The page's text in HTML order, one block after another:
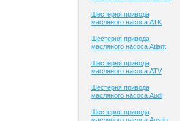
Шестерня привода
масляного насоса ATK
Шестерня привода
масляного насоса Atlant
Шестерня привода
масляного насоса ATV
Шестерня привода
масляного насоса Audi
Шестерня привода